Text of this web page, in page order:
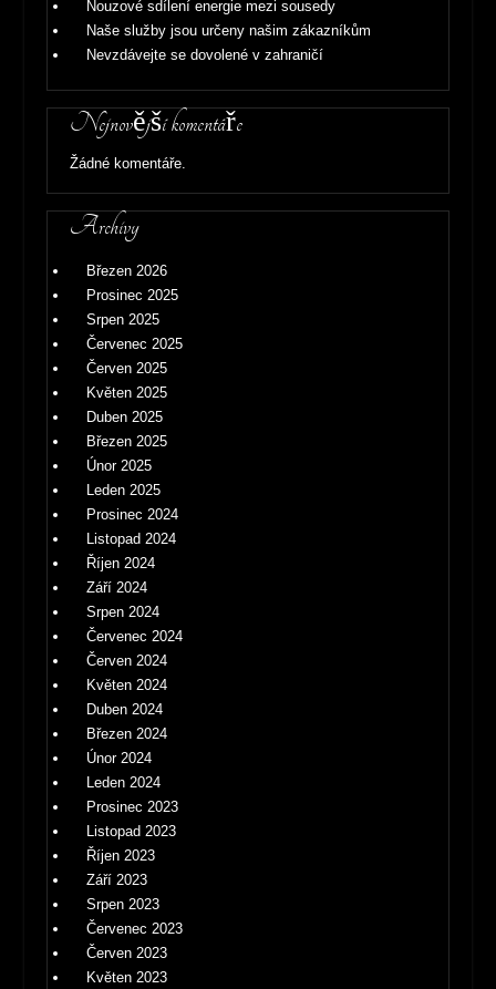
Nouzové sdílení energie mezi sousedy
Naše služby jsou určeny našim zákazníkům
Nevzdávejte se dovolené v zahraničí
Nejnovější komentáře
Žádné komentáře.
Archivy
Březen 2026
Prosinec 2025
Srpen 2025
Červenec 2025
Červen 2025
Květen 2025
Duben 2025
Březen 2025
Únor 2025
Leden 2025
Prosinec 2024
Listopad 2024
Říjen 2024
Září 2024
Srpen 2024
Červenec 2024
Červen 2024
Květen 2024
Duben 2024
Březen 2024
Únor 2024
Leden 2024
Prosinec 2023
Listopad 2023
Říjen 2023
Září 2023
Srpen 2023
Červenec 2023
Červen 2023
Květen 2023